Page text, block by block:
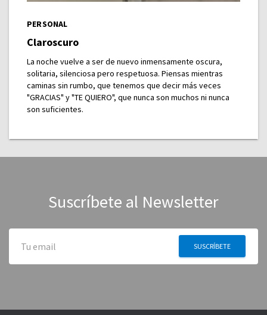
PERSONAL
Claroscuro
La noche vuelve a ser de nuevo inmensamente oscura,
solitaria, silenciosa pero respetuosa. Piensas mientras
caminas sin rumbo, que tenemos que decir más veces
"GRACIAS" y "TE QUIERO", que nunca son muchos ni nunca
son suficientes.
Suscríbete al Newsletter